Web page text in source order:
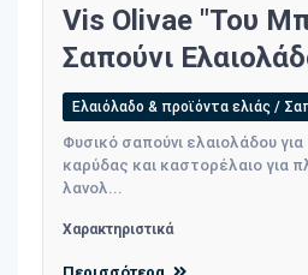
Vis Olivae "Του
Σαπούνι
Ελαιόλαδο & προϊόντα ελιάς /
Φυσικό σαπούνι ελαιολάδου
καρύδας και καστορέλαιο για
λανολ...
Χαρακτηριστικά